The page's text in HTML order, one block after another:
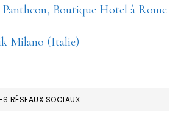
Boutique Hotel à Rome
Milano (Italie)
RÉSEAUX SOCIAUX